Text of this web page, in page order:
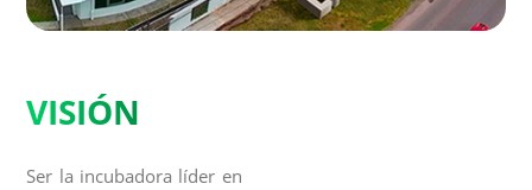
VISIÓN
Ser la incubadora líder en